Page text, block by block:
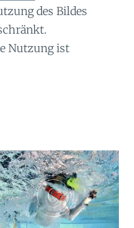
des Bildes
Nutzung ist